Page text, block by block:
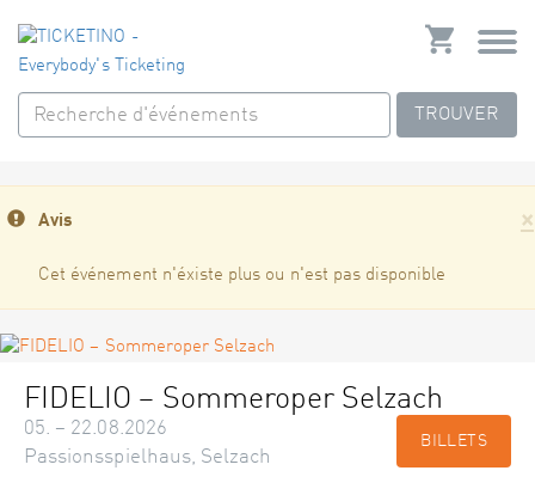
TROUVER
×
Avis
Cet événement n'éxiste plus ou n'est pas disponible
FIDELIO – Sommeroper Selzach
05. – 22.08.2026
Passionsspielhaus, Selzach
BILLETS